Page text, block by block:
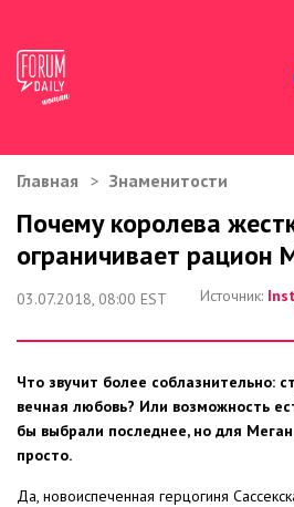
ИММИГРАЦИЯ В США
ЗНАМЕНИТОСТИ
ЗДОРОВЬЕ И КРАСОТА
Главная Знаменитости
Почему королева
ограничивает рацион
03.07.2018, 08:00 EST Источник:
Что звучит более соблазнительно:
вечная любовь? Или возможность
бы выбрали последнее, но для
просто.
Да, новоиспеченная герцогиня